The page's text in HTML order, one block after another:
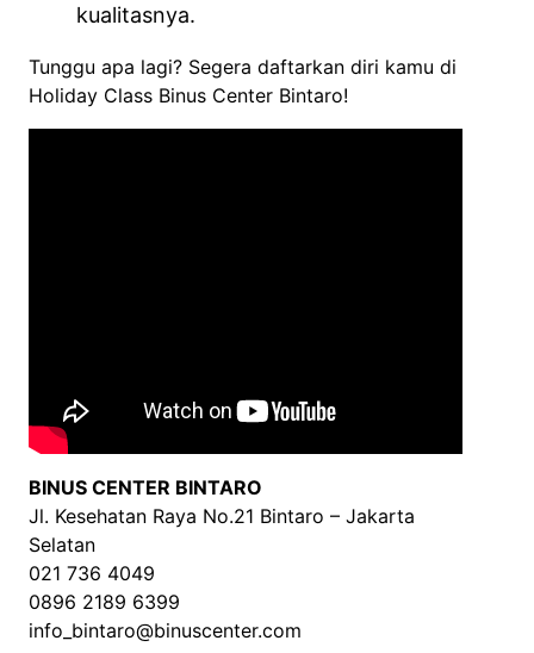
kualitasnya.
Tunggu apa lagi? Segera daftarkan diri kamu di
Holiday Class Binus Center Bintaro!
BINUS CENTER BINTARO
Jl. Kesehatan Raya No.21 Bintaro – Jakarta
Selatan
021 736 4049
0896 2189 6399
info_bintaro@binuscenter.com